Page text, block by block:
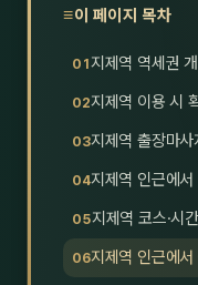
이 페이지 목차
지제역 역세권
지제역 이용 시
지제역 출장마사
지제역 인근에
지제역 코스·시
지제역 인근에